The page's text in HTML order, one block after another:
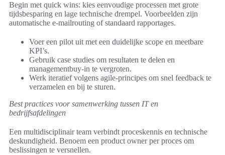
Begin met quick wins: kies eenvoudige processen met grote
tijdsbesparing en lage technische drempel. Voorbeelden zijn
automatische e-mailrouting of standaard rapportages.
Voer een pilot uit met een duidelijke scope en meetbare
KPI’s.
Gebruik case studies om resultaten te delen en
managementbuy-in te vergroten.
Werk iteratief volgens agile-principes om snel feedback te
verzamelen en bij te sturen.
Best practices voor samenwerking tussen IT en
bedrijfsafdelingen
Een multidisciplinair team verbindt proceskennis en technische
deskundigheid. Benoem een product owner per proces om
beslissingen te versnellen.